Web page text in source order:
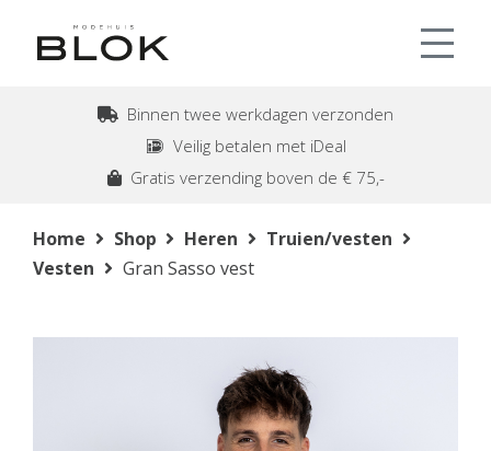
Binnen twee werkdagen verzonden
Veilig betalen met iDeal
Gratis verzending boven de € 75,-
Home Shop Heren
Truien/vesten
Vesten
Gran Sasso vest